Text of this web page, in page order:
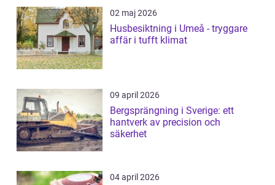
02 maj 2026
Husbesiktning i Umeå - tryggare
affär i tufft klimat
09 april 2026
Bergsprängning i Sverige: ett
hantverk av precision och
säkerhet
04 april 2026